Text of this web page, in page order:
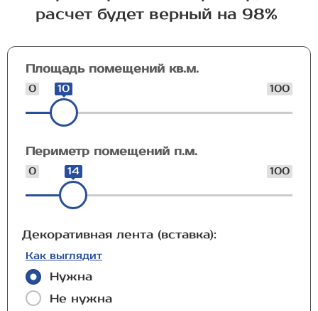
расчет будет верный на 98%
Площадь помещений кв.м.
0 100
10
Периметр помещений п.м.
0 100
14
Декоративная лента (вставка):
Как выглядит
Нужна
Не нужна